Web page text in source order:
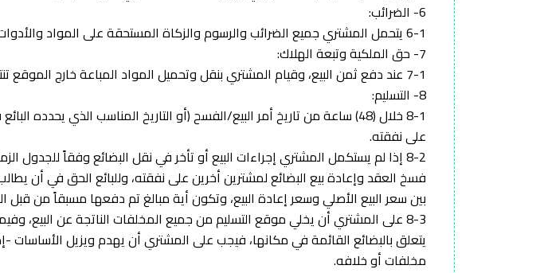
6- الضرائب:
6-1 يتحمل المشتري جميع الضرائب والرسوم والزكاة المستحقة على المواد والأدوات والمعدات محل عقد البيع.
7- حق الملكية وتبعة الهلاك:
7-1 عند دفع ثمن البيع، وقيام المشتري بنقل وتحميل المواد المباعة خارج الموقع تنتقل تبعة هلاكها إلى المشتري.
8- التسليم:
8-1 خلال (48) ساعة من تاريخ أمر البيع/الفسح (أو التاريخ المناسب الذي
على نفقته.
8-2 إذا لم يستكمل المشتري إجراءات البيع أو تأخر في نقل البضائع وفقاً
فسخ العقد وإعادة بيع البضائع لمشترين أخرين على نفقته، وللبائع الحق في أن
بين سعر البيع الأصلي وسعر إعادة البيع، وتكون أية مبالغ تم دفعها مسبقاً من قبل
8-3 على المشتري أن يخلي موقع التسليم من جميع المخلفات الناتجة عن البيع،
يتعلق بالبضائع القائمة في مكانها، فيجب على المشتري أن يهدم ويزيل
مخلفات أو خلافه.